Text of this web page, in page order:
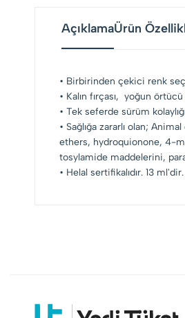
AçıklamaÜrün
• Birbirinden çekici renk
• Kalın fırçası, yoğun
• Tek seferde sürüm
• Sağlığa zararlı olan;
ethers, hydroquionone, 4-
tosylamide maddelerini,
• Helal sertifikalıdır. 13 ml'dir.